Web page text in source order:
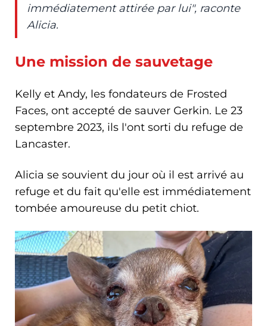
immédiatement attirée par lui", raconte
Alicia.
Une mission de sauvetage
Kelly et Andy, les fondateurs de Frosted
Faces, ont accepté de sauver Gerkin. Le 23
septembre 2023, ils l'ont sorti du refuge de
Lancaster.
Alicia se souvient du jour où il est arrivé au
refuge et du fait qu'elle est immédiatement
tombée amoureuse du petit chiot.